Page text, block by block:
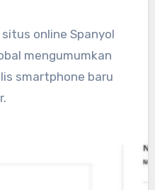
online Spanyol
mengumumkan
smartphone baru